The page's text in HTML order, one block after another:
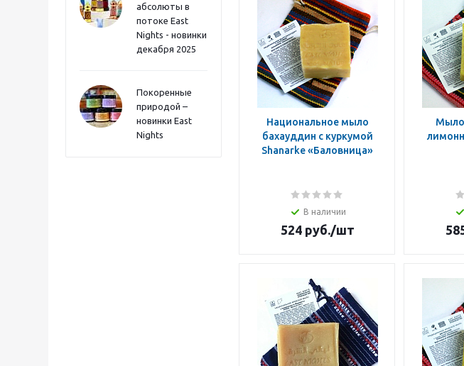
абсолюты в
потоке East
Nights - новинки
декабря 2025
Покоренные
природой –
новинки East
Nights
Национальное мыло
бахауддин с куркумой
Shanarke «Баловница»
В наличии
524руб./шт
Мыло